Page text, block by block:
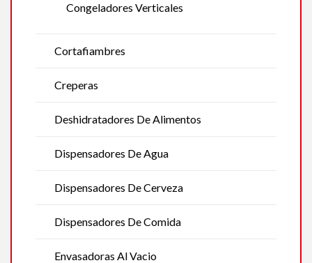
Congeladores Verticales
Cortafiambres
Creperas
Deshidratadores De Alimentos
Dispensadores De Agua
Dispensadores De Cerveza
Dispensadores De Comida
Envasadoras Al Vacio